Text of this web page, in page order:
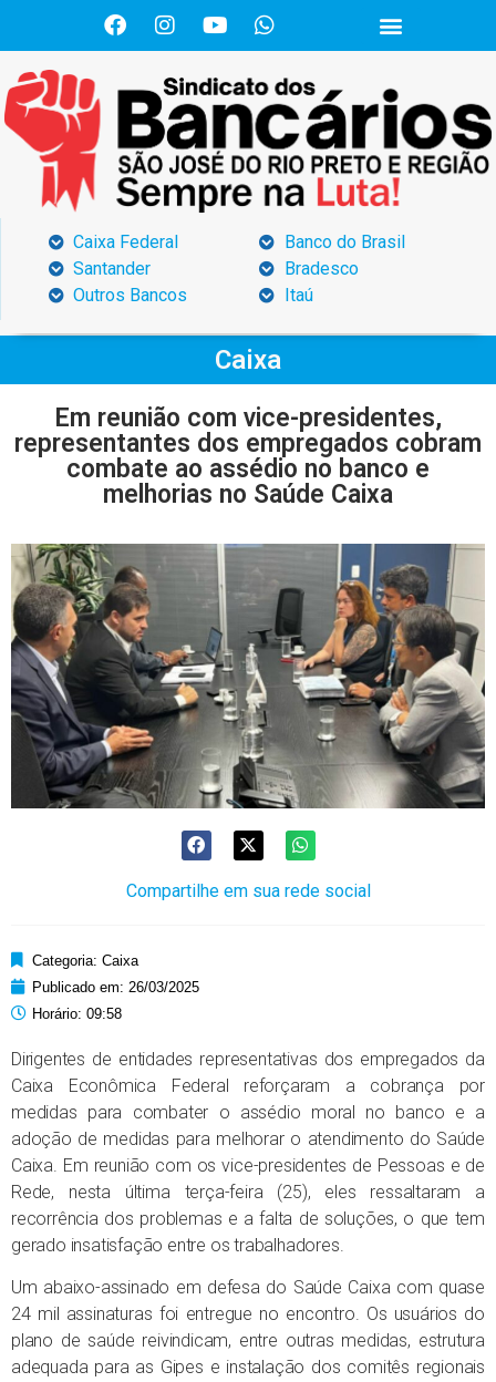
Caixa Federal
Santander
Outros Bancos
Banco do Brasil
Bradesco
Itaú
Caixa
Em reunião com vice-presidentes,
representantes dos empregados cobram
combate ao assédio no banco e
melhorias no Saúde Caixa
Compartilhe em sua rede social
Categoria: Caixa
Publicado em: 26/03/2025
Horário: 09:58
Dirigentes de entidades representativas dos empregados da
Caixa Econômica Federal reforçaram a cobrança por
medidas para combater o assédio moral no banco e a
adoção de medidas para melhorar o atendimento do Saúde
Caixa. Em reunião com os vice-presidentes de Pessoas e de
Rede, nesta última terça-feira (25), eles ressaltaram a
recorrência dos problemas e a falta de soluções, o que tem
gerado insatisfação entre os trabalhadores.
Um abaixo-assinado em defesa do Saúde Caixa com quase
24 mil assinaturas foi entregue no encontro. Os usuários do
plano de saúde reivindicam, entre outras medidas, estrutura
adequada para as Gipes e instalação dos comitês regionais